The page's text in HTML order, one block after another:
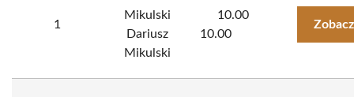
1
Mikulski
Dariusz
Mikulski
10.00
10.00